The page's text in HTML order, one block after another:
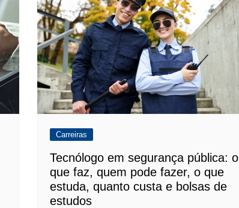
Carreiras
Tecnólogo em segurança pública: o
que faz, quem pode fazer, o que
estuda, quanto custa e bolsas de
estudos